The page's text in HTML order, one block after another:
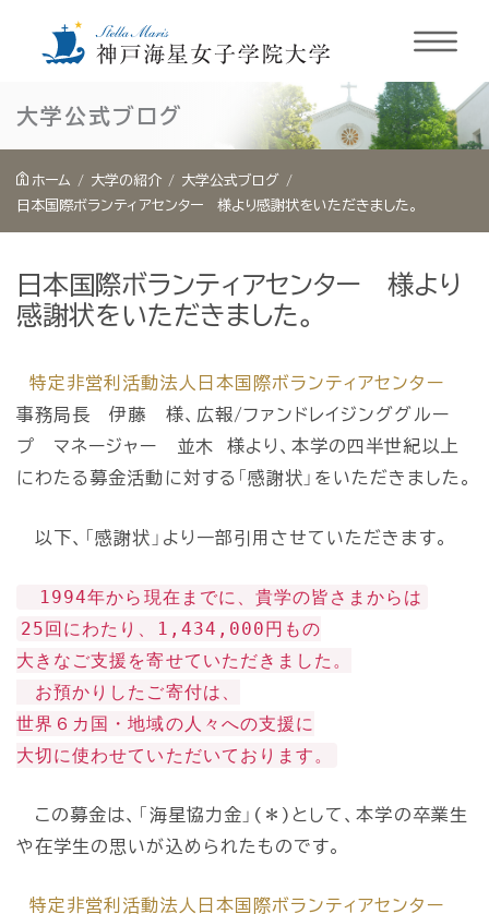
キ
大学公式ブログ
ホーム 大学の紹介
大学公式ブログ
日本国際ボランティアセンター 様より感謝状をいただきました。
日本国際ボランティアセンター 様より
感謝状をいただきました。
特定非営利活動法人日本国際ボランティアセンター
事務局長 伊藤 様、広報/ファンドレイジンググルー
プ マネージャー 並木 様より、本学の四半世紀以上
にわたる募金活動に対する「感謝状」をいただきました。
以下、「感謝状」より一部引用させていただきます。
1994年から現在までに、貴学の皆さまからは
25回にわたり、1,434,000円もの
大きなご支援を寄せていただきました。
お預かりしたご寄付は、
世界６カ国・地域の人々への支援に
大切に使わせていただいております。
この募金は、「海星協力金」(＊)として、本学の卒業生
や在学生の思いが込められたものです。
特定非営利活動法人日本国際ボランティアセンター